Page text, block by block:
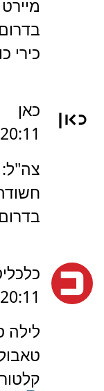
כירי
כאן
20:11
20:11
לילה